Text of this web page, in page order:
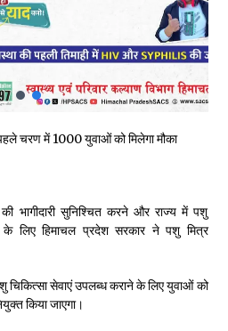
अभयारण्य में फिर दिखा जंगलों का ‘खामोश पहरेदार’, दुर्लभ
कैमरे में कैद
संपत्ति जब्त कर गरीबों में बांटेगी हिमाचल सरकार -CM
आयोजित
चरण में 1000 युवाओं को मिलेगा मौका
भागीदारी सुनिश्चित करने और राज्य में पशु
लिए हिमाचल प्रदेश सरकार ने पशु मित्र
चिकित्सा सेवाएं उपलब्ध कराने के लिए युवाओं को
किया जाएगा।